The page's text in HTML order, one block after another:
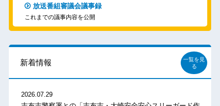
放送番組審議会議事録
これまでの議事内容を公開
新着情報
一覧を見
る
2026.07.29